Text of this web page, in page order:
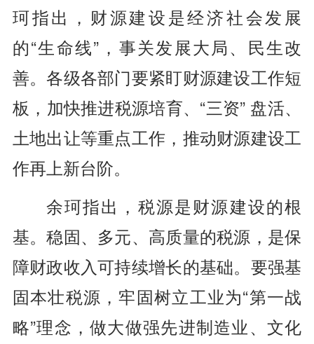
珂指出，财源建设是经济社会发展
的“生命线”，事关发展大局、民生改
善。各级各部门要紧盯财源建设工作短
板，加快推进税源培育、“三资” 盘活、
土地出让等重点工作，推动财源建设工
作再上新台阶。
余珂指出，税源是财源建设的根
基。稳固、多元、高质量的税源，是保
障财政收入可持续增长的基础。要强基
固本壮税源，牢固树立工业为“第一战
略”理念，做大做强先进制造业、文化